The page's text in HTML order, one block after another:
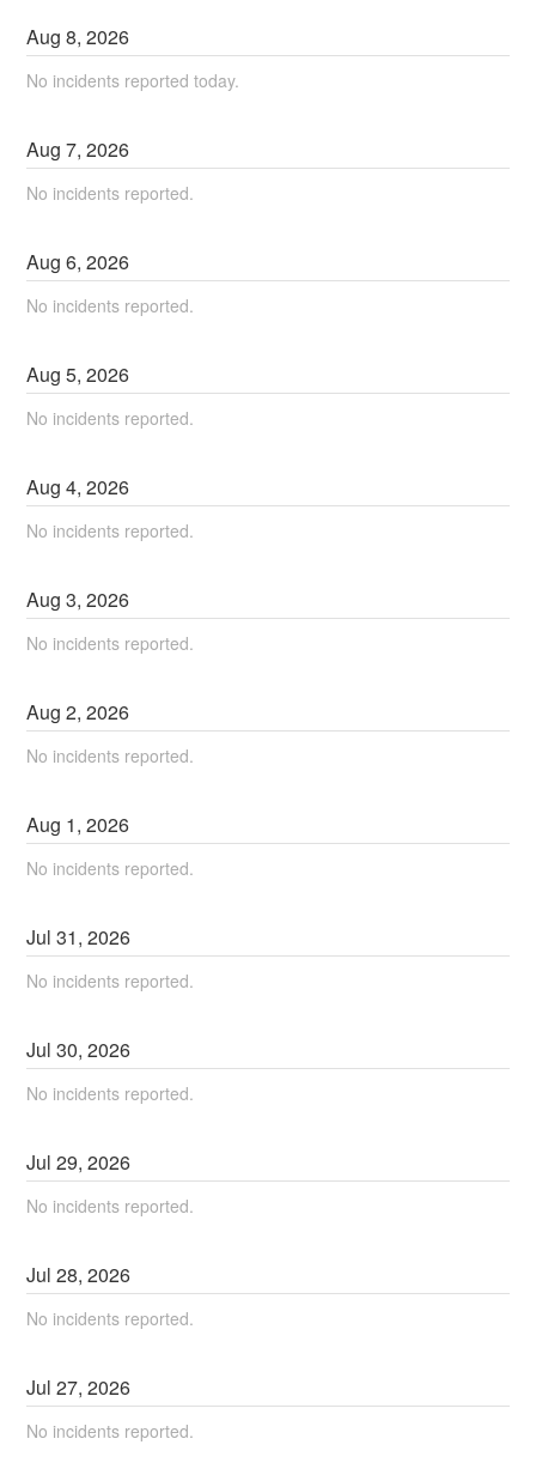
Aug8,2026
No incidents reported today.
Aug7,2026
No incidents reported.
Aug6,2026
No incidents reported.
Aug5,2026
No incidents reported.
Aug4,2026
No incidents reported.
Aug3,2026
No incidents reported.
Aug2,2026
No incidents reported.
Aug 1,2026
No incidents reported.
Jul31,2026
No incidents reported.
Jul30,2026
No incidents reported.
Jul29,2026
No incidents reported.
Jul28,2026
No incidents reported.
Jul27,2026
No incidents reported.